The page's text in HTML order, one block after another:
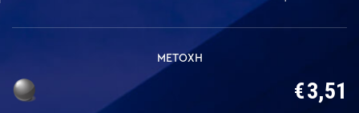
ΜΕΤΟΧΗ